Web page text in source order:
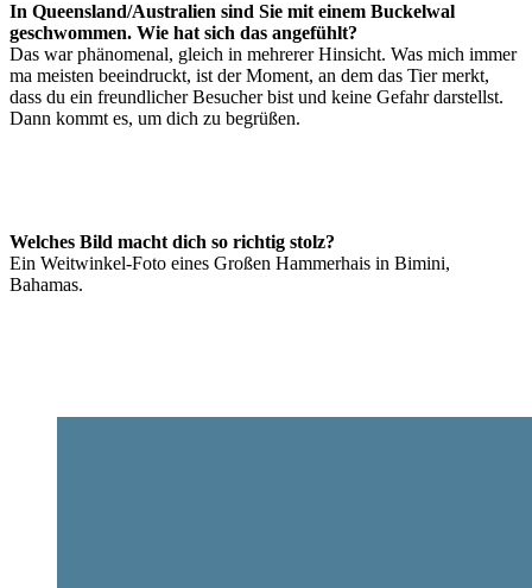
In Queensland/Australien sind Sie mit einem Buckelwal
geschwommen. Wie hat sich das angefühlt?
Das war phänomenal, gleich in mehrerer Hinsicht. Was mich immer
ma meisten beeindruckt, ist der Moment, an dem das Tier merkt,
dass du ein freundlicher Besucher bist und keine Gefahr darstellst.
Dann kommt es, um dich zu begrüßen.
Welches Bild macht dich so richtig stolz?
Ein Weitwinkel-Foto eines Großen Hammerhais in Bimini,
Bahamas.